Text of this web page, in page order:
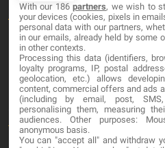
About
Blog
Contact
LEGAL
Terminos y Condiciones
With our 186partners, we wish to
your devices (cookies, pixels in
personal data with our partners,
in our emails, already held by some
in other contexts.
Processing this data (identifiers,
loyalty programs, IP, postal
geolocation, etc.) allows
content, commercial offers and ads
(including by email, post,
personalising them, measuring
audiences. Other purposes:
anonymous basis.
You can "accept all" and withdraw